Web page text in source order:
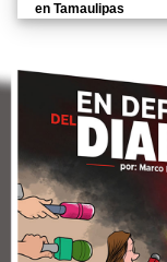
en Tamaulipas